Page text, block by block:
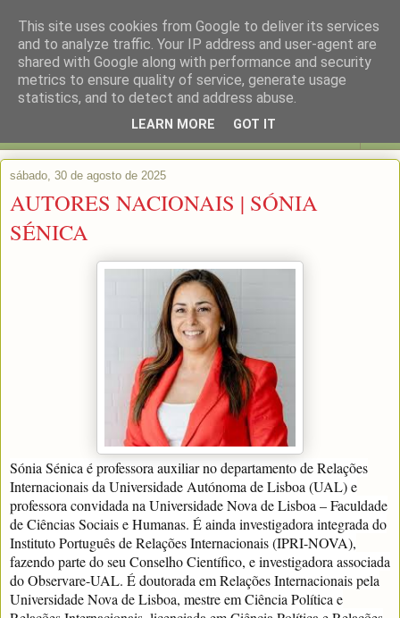
sábado, 30 de agosto de 2025
AUTORES NACIONAIS | SÓNIA
SÉNICA
Sónia Sénica é professora auxiliar no departamento de Relações
Internacionais da Universidade Autónoma de Lisboa (UAL) e
professora convidada na Universidade Nova de Lisboa – Faculdade
de Ciências Sociais e Humanas. É ainda investigadora integrada do
Instituto Português de Relações Internacionais (IPRI-NOVA),
fazendo parte do seu Conselho Científico, e investigadora associada
do Observare-UAL. É doutorada em Relações Internacionais pela
Universidade Nova de Lisboa, mestre em Ciência Política e
This site uses cookies from Google to deliver its services
and to analyze traffic. Your IP address and user-agent are
shared with Google along with performance and security
metrics to ensure quality of service, generate usage
statistics, and to detect and address abuse.
LEARN MORE GOT IT